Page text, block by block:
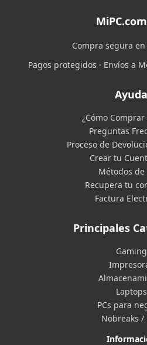
Compra segura
Pagos protegidos · Envíos a
Ayuda
¿Cómo Comprar
Preguntas
Proceso de
Crear tu
Métodos de
Recupera tu
Factura
Principales
Gaming
Laptops
PCs para
Nobreaks /